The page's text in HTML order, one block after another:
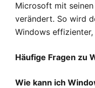
Microsoft mit
verändert. So wird
Windows
Häufige Fragen zu
Wie kann ich